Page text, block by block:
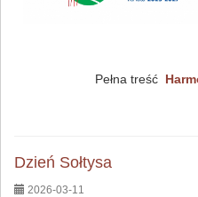
Pełna treść
Dzień Sołtysa
2026-03-11